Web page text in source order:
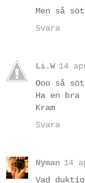
Men så
Svara
Li.W 14
Ooo så
Ha en bra
Kram
Svara
Nyman 14
Vad